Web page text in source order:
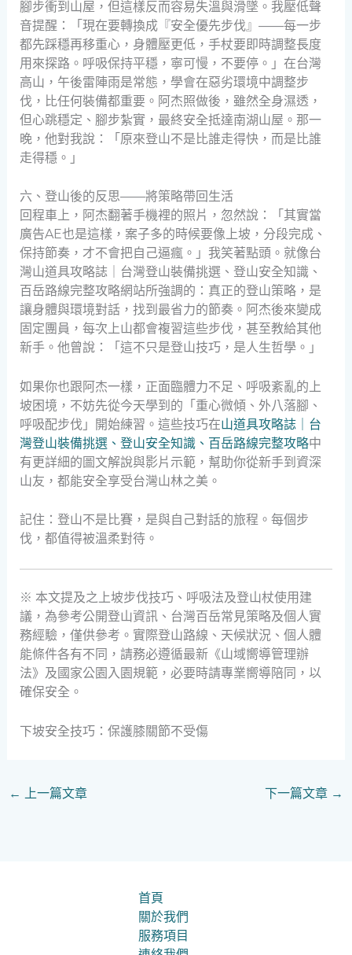
腳步衝到山屋，但這樣反而容易失溫與滑墜。我壓低聲
音提醒：「現在要轉換成『安全優先步伐』——每一步
都先踩穩再移重心，身體壓更低，手杖要即時調整長度
用來探路。呼吸保持平穩，寧可慢，不要停。」在台灣
高山，午後雷陣雨是常態，學會在惡劣環境中調整步
伐，比任何裝備都重要。阿杰照做後，雖然全身濕透，
但心跳穩定、腳步紮實，最終安全抵達南湖山屋。那一
晚，他對我說：「原來登山不是比誰走得快，而是比誰
走得穩。」
六、登山後的反思——將策略帶回生活
回程車上，阿杰翻著手機裡的照片，忽然說：「其實當
廣告AE也是這樣，案子多的時候要像上坡，分段完成、
保持節奏，才不會把自己逼瘋。」我笑著點頭。就像台
灣山道具攻略誌｜台灣登山裝備挑選、登山安全知識、
百岳路線完整攻略網站所強調的：真正的登山策略，是
讓身體與環境對話，找到最省力的節奏。阿杰後來變成
固定團員，每次上山都會複習這些步伐，甚至教給其他
新手。他曾說：「這不只是登山技巧，是人生哲學。」
如果你也跟阿杰一樣，正面臨體力不足、呼吸紊亂的上
坡困境，不妨先從今天學到的「重心微傾、外八落腳、
呼吸配步伐」開始練習。這些技巧在山道具攻略誌｜台
灣登山裝備挑選、登山安全知識、百岳路線完整攻略中
有更詳細的圖文解說與影片示範，幫助你從新手到資深
山友，都能安全享受台灣山林之美。
記住：登山不是比賽，是與自己對話的旅程。每個步
伐，都值得被溫柔對待。
※ 本文提及之上坡步伐技巧、呼吸法及登山杖使用建
議，為參考公開登山資訊、台灣百岳常見策略及個人實
務經驗，僅供參考。實際登山路線、天候狀況、個人體
能條件各有不同，請務必遵循最新《山域嚮導管理辦
法》及國家公園入園規範，必要時請專業嚮導陪同，以
確保安全。
下坡安全技巧：保護膝關節不受傷
← 上一篇文章 下一篇文章 →
首頁
關於我們
服務項目